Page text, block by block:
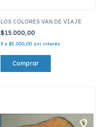
LOS COLORES VAN DE VIAJE
$15.000,00
3 x $5.000,00 sin interés